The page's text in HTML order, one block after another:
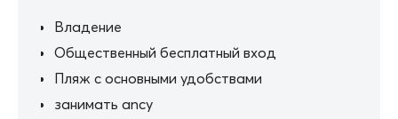
Владение
Общественный бесплатный вход
Пляж с основными удобствами
занимать ancy